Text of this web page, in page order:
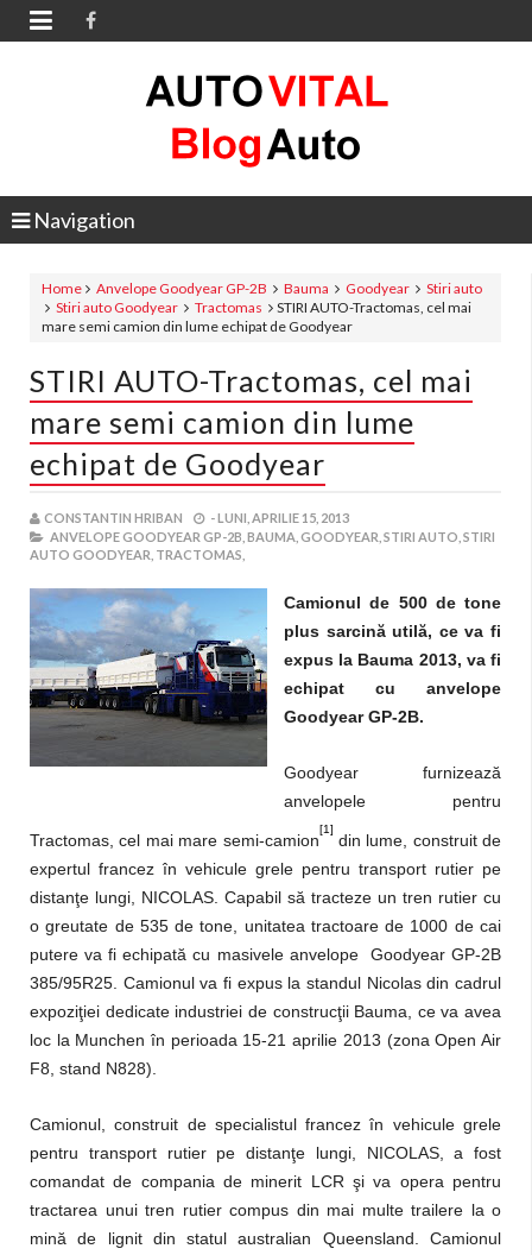

Navigation
Home Anvelope Goodyear GP-2B Bauma Goodyear
Stiri auto
Stiri auto Goodyear
Tractomas
STIRI AUTO-Tractomas, cel mai
mare semi camion din lume echipat de Goodyear
STIRI AUTO-Tractomas, cel mai
mare semi camion din lume
echipat de Goodyear
CONSTANTIN HRIBAN -LUNI, APRILIE 15, 2013
ANVELOPE GOODYEAR GP-2B, BAUMA, GOODYEAR, STIRI AUTO, STIRI
AUTO GOODYEAR, TRACTOMAS,
Camionul de 500 de tone
plus sarcină utilă, ce va fi
expus la Bauma 2013, va fi
echipat cu anvelope
Goodyear GP-2B.
Goodyear furnizează
anvelopele pentru
Tractomas, cel mai mare semi-camion
[1]
din lume, construit de
expertul francez în vehicule grele pentru transport rutier pe
distanţe lungi, NICOLAS. Capabil să tracteze un tren rutier cu
o greutate de 535 de tone, unitatea tractoare de 1000 de cai
putere va fi echipată cu masivele anvelope Goodyear GP-2B
385/95R25. Camionul va fi expus la standul Nicolas din cadrul
expoziţiei dedicate industriei de construcţii Bauma, ce va avea
loc la Munchen în perioada 15-21 aprilie 2013 (zona Open Air
F8, stand N828).
Camionul, construit de specialistul francez în vehicule grele
pentru transport rutier pe distanţe lungi, NICOLAS, a fost
comandat de compania de minerit LCR şi va opera pentru
tractarea unui tren rutier compus din mai multe trailere la o
mină de lignit din statul australian Queensland. Camionul